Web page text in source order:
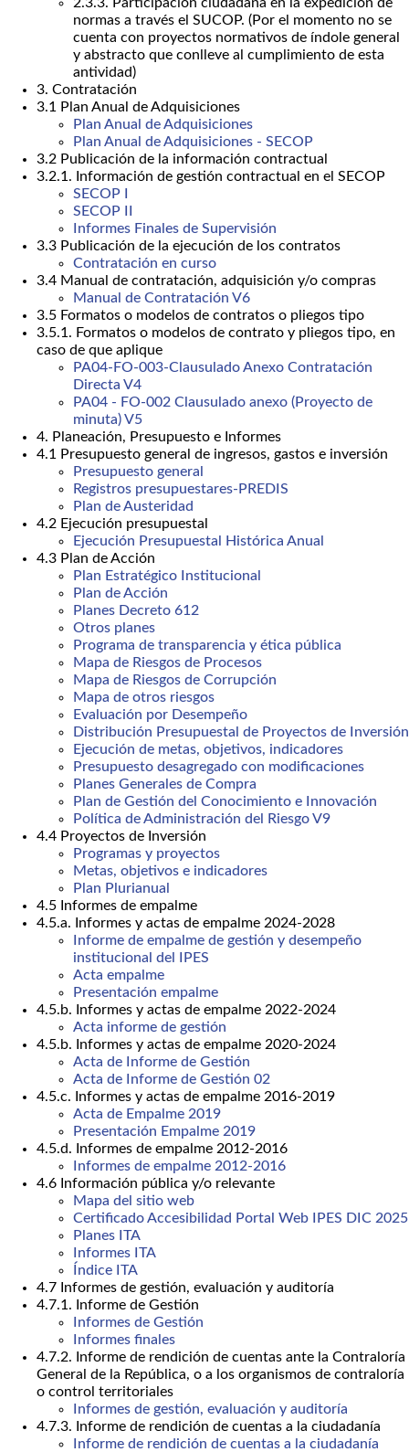
2.3.3. Participación ciudadana en la expedición de
normas a través el SUCOP. (Por el momento no se
cuenta con proyectos normativos de índole general
y abstracto que conlleve al cumplimiento de esta
antividad)
3. Contratación
3.1 Plan Anual de Adquisiciones
Plan Anual de Adquisiciones
Plan Anual de Adquisiciones - SECOP
3.2 Publicación de la información contractual
3.2.1. Información de gestión contractual en el SECOP
SECOP I
SECOP II
Informes Finales de Supervisión
3.3 Publicación de la ejecución de los contratos
Contratación en curso
3.4 Manual de contratación, adquisición y/o compras
Manual de Contratación V6
3.5 Formatos o modelos de contratos o pliegos tipo
3.5.1. Formatos o modelos de contrato y pliegos tipo, en
caso de que aplique
PA04-FO-003-Clausulado Anexo Contratación
Directa V4
PA04 - FO-002 Clausulado anexo (Proyecto de
minuta) V5
4. Planeación, Presupuesto e Informes
4.1 Presupuesto general de ingresos, gastos e inversión
Presupuesto general
Registros presupuestares-PREDIS
Plan de Austeridad
4.2 Ejecución presupuestal
Ejecución Presupuestal Histórica Anual
4.3 Plan de Acción
Plan Estratégico Institucional
Plan de Acción
Planes Decreto 612
Otros planes
Programa de transparencia y ética pública
Mapa de Riesgos de Procesos
Mapa de Riesgos de Corrupción
Mapa de otros riesgos
Evaluación por Desempeño
Distribución Presupuestal de Proyectos de Inversión
Ejecución de metas, objetivos, indicadores
Presupuesto desagregado con modificaciones
Planes Generales de Compra
Plan de Gestión del Conocimiento e Innovación
Política de Administración del Riesgo V9
4.4 Proyectos de Inversión
Programas y proyectos
Metas, objetivos e indicadores
Plan Plurianual
4.5 Informes de empalme
4.5.a. Informes y actas de empalme 2024-2028
Informe de empalme de gestión y desempeño
institucional del IPES
Acta empalme
Presentación empalme
4.5.b. Informes y actas de empalme 2022-2024
Acta informe de gestión
4.5.b. Informes y actas de empalme 2020-2024
Acta de Informe de Gestión
Acta de Informe de Gestión 02
4.5.c. Informes y actas de empalme 2016-2019
Acta de Empalme 2019
Presentación Empalme 2019
4.5.d. Informes de empalme 2012-2016
Informes de empalme 2012-2016
4.6 Información pública y/o relevante
Mapa del sitio web
Certificado Accesibilidad Portal Web IPES DIC 2025
Planes ITA
Informes ITA
Índice ITA
4.7 Informes de gestión, evaluación y auditoría
4.7.1. Informe de Gestión
Informes de Gestión
Informes finales
4.7.2. Informe de rendición de cuentas ante la Contraloría
General de la República, o a los organismos de contraloría
o control territoriales
Informes de gestión, evaluación y auditoría
4.7.3. Informe de rendición de cuentas a la ciudadanía
Informe de rendición de cuentas a la ciudadanía